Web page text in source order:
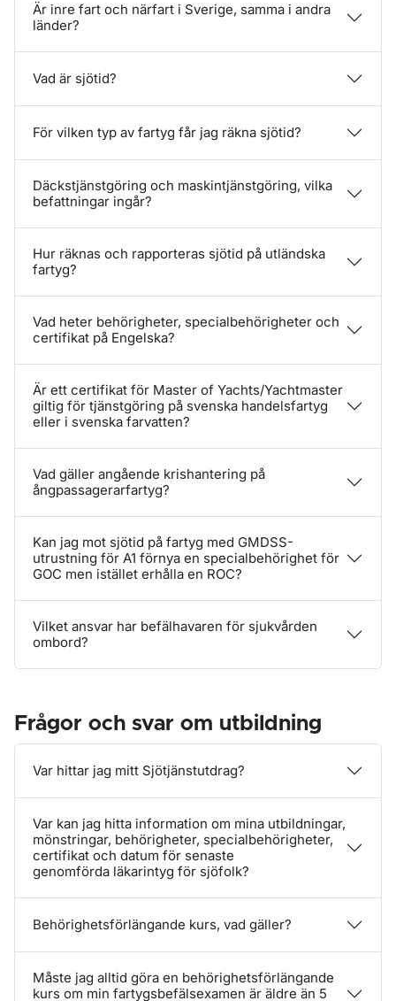
Är inre fart och närfart i Sverige, samma i andra
länder?
Vad är sjötid?
För vilken typ av fartyg får jag räkna sjötid?
Däckstjänstgöring och maskintjänstgöring, vilka
befattningar ingår?
Hur räknas och rapporteras sjötid på utländska
fartyg?
Vad heter behörigheter, specialbehörigheter och
certifikat på Engelska?
Är ett certifikat för Master of Yachts/Yachtmaster
giltig för tjänstgöring på svenska handelsfartyg
eller i svenska farvatten?
Vad gäller angående krishantering på
ångpassagerarfartyg?
Kan jag mot sjötid på fartyg med GMDSS-
utrustning för A1 förnya en specialbehörighet för
GOC men istället erhålla en ROC?
Vilket ansvar har befälhavaren för sjukvården
ombord?
Frågor och svar om utbildning
Var hittar jag mitt Sjötjänstutdrag?
Var kan jag hitta information om mina utbildningar,
mönstringar, behörigheter, specialbehörigheter,
certifikat och datum för senaste
genomförda läkarintyg för sjöfolk?
Behörighetsförlängande kurs, vad gäller?
Måste jag alltid göra en behörighetsförlängande
kurs om min fartygsbefälsexamen är äldre än 5